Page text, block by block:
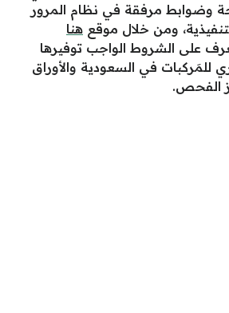
وضوابط مرفقة في نظام المرور
ومن خلال موقع هنا
على الشروط الواجب توفيرها
للمَركبات في السعودية والأوراق
الفحص.